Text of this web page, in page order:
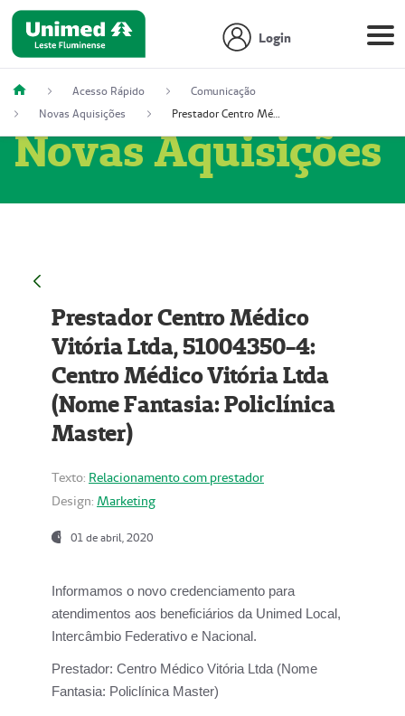
Login
Acesso Rápido
Comunicação
Novas Aquisições
Prestador Centro Médico Vitória Ltda, 51004350-4: Centro Médico Vitória Ltda (Nome Fantasia: Policlínica Master)
Novas Aquisições
Prestador Centro Médico
Vitória Ltda, 51004350-4:
Centro Médico Vitória Ltda
(Nome Fantasia: Policlínica
Master)
Texto: Relacionamento com prestador
Design: Marketing
01 de abril, 2020
Informamos o novo credenciamento para
atendimentos aos beneficiários da Unimed Local,
Intercâmbio Federativo e Nacional.
Prestador: Centro Médico Vitória Ltda (Nome
Fantasia: Policlínica Master)